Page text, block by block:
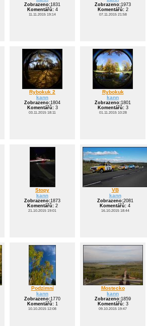
Zobrazeno:1831
Komentářů:4
11.11.2015 19:14
Zobrazeno:1973
Komentářů:2
07.11.2015 21:58
Rybokuk 2
kann
Zobrazeno:1804
Komentářů:3
03.11.2015 18:11
Rybokuk
kann
Zobrazeno:1801
Komentářů:3
01.11.2015 10:28
Stopy
kann
Zobrazeno:1873
Komentářů:2
21.10.2015 19:01
VB
kann
Zobrazeno:2081
Komentářů: 4
16.10.2015 18:44
Podzimní
kann
Zobrazeno:1770
Komentářů:1
10.10.2015 12:08
Mostecko
kann
Zobrazeno:1859
Komentářů:3
09.10.2015 19:47